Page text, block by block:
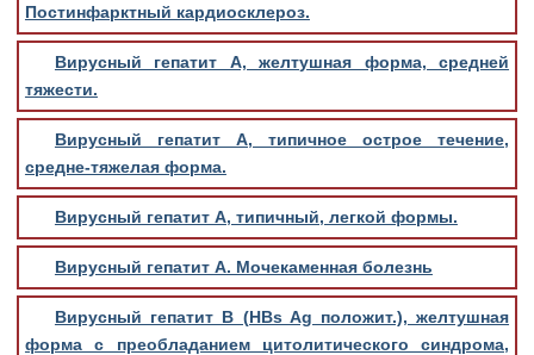
Постинфарктный кардиосклероз.
Вирусный гепатит А, желтушная форма, средней
тяжести.
Вирусный гепатит А, типичное острое течение,
средне-тяжелая форма.
Вирусный гепатит А, типичный, легкой формы.
Вирусный гепатит А. Мочекаменная болезнь
Вирусный гепатит В (HBs Ag положит.), желтушная
форма с преобладанием цитолитического синдрома,